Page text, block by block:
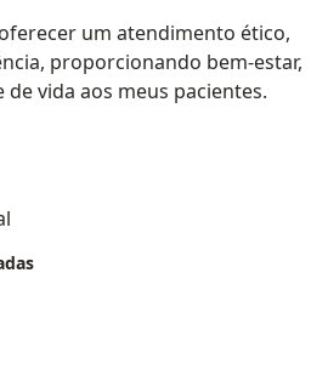
um atendimento ético,
proporcionando bem-estar,
vida aos meus pacientes.